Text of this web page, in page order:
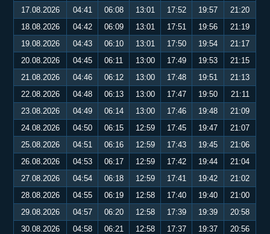
17.08.2026
04:41 06:08 13:01 17:52 19:57
21:20
18.08.2026
04:42 06:09 13:01 17:51 19:56
21:19
19.08.2026
04:43 06:10 13:01 17:50 19:54
21:17
20.08.2026
04:45 06:11 13:00 17:49 19:53
21:15
21.08.2026
04:46 06:12 13:00 17:48 19:51
21:13
22.08.2026
04:48 06:13 13:00 17:47 19:50
21:11
23.08.2026
04:49 06:14 13:00 17:46 19:48
21:09
24.08.2026
04:50 06:15 12:59 17:45 19:47
21:07
25.08.2026
04:51 06:16 12:59 17:43 19:45
21:06
26.08.2026
04:53 06:17 12:59 17:42 19:44
21:04
27.08.2026
04:54 06:18 12:59 17:41 19:42
21:02
28.08.2026
04:55 06:19 12:58 17:40 19:40
21:00
29.08.2026
04:57 06:20 12:58 17:39 19:39
20:58
30.08.2026
04:58 06:21 12:58 17:37 19:37
20:56